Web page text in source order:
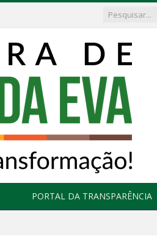
PORTAL DA TRANSPARÊNCIA